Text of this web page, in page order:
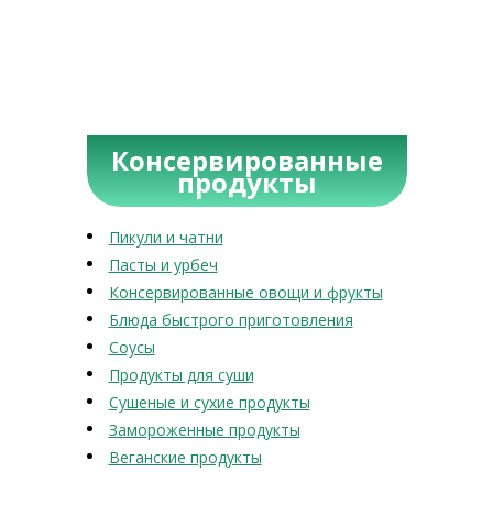
Консервированные
продукты
Пикули и чатни
Пасты и урбеч
Консервированные овощи и фрукты
Блюда быстрого приготовления
Соусы
Продукты для суши
Сушеные и сухие продукты
Замороженные продукты
Веганские продукты